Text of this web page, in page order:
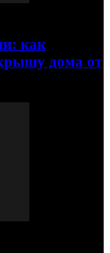
как
дома от